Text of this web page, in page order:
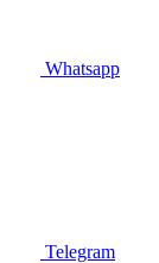
Whatsapp
Telegram